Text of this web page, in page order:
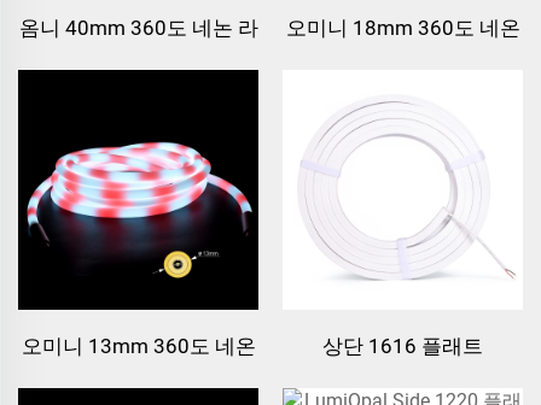
옴니 40mm 360도 네논 라
이트
오미니 18mm 360도 네온
오미니 13mm 360도 네온
등
상단 1616 플래트
LumiOpal 상단 1616 플래